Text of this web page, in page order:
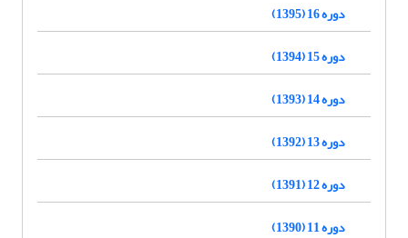
دوره 16 (1395)
دوره 15 (1394)
دوره 14 (1393)
دوره 13 (1392)
دوره 12 (1391)
دوره 11 (1390)